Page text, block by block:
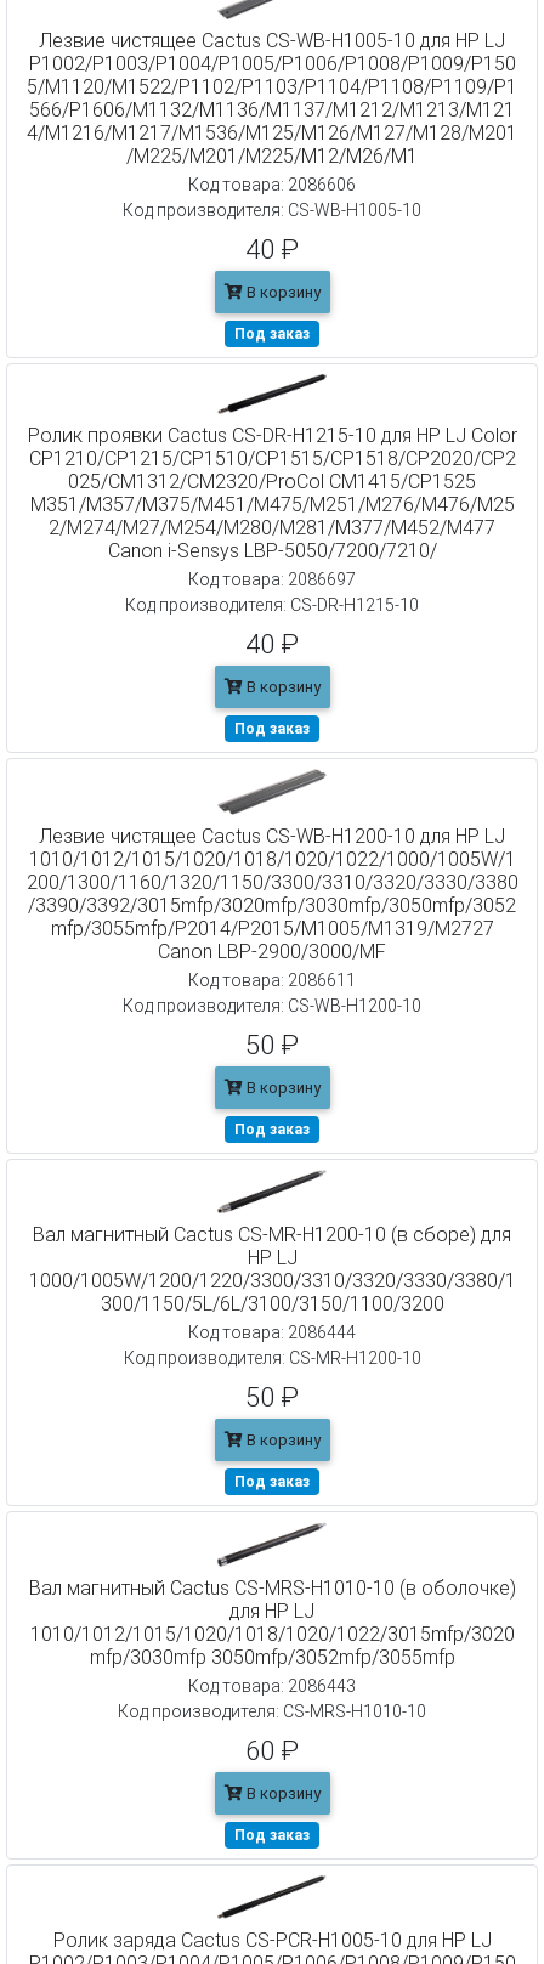
Лезвие чистящее Cactus CS-WB-H1005-10 для HP LJ
P1002/P1003/P1004/P1005/P1006/P1008/P1009/P150
5/M1120/M1522/P1102/P1103/P1104/P1108/P1109/P1
566/P1606/M1132/M1136/M1137/M1212/M1213/M121
4/M1216/M1217/M1536/M125/M126/M127/M128/M201
/M225/M201/M225/M12/M26/M1
Код товара: 2086606
Код производителя: CS-WB-H1005-10
40 ₽
В корзину
Под заказ
Ролик проявки Cactus CS-DR-H1215-10 для HP LJ Color
CP1210/CP1215/CP1510/CP1515/CP1518/CP2020/CP2
025/CM1312/CM2320/ProCol CM1415/CP1525
M351/M357/M375/M451/M475/M251/M276/M476/M25
2/M274/M27/M254/M280/M281/M377/M452/M477
Canon i-Sensys LBP-5050/7200/7210/
Код товара: 2086697
Код производителя: CS-DR-H1215-10
40 ₽
В корзину
Под заказ
Лезвие чистящее Cactus CS-WB-H1200-10 для HP LJ
1010/1012/1015/1020/1018/1020/1022/1000/1005W/1
200/1300/1160/1320/1150/3300/3310/3320/3330/3380
/3390/3392/3015mfp/3020mfp/3030mfp/3050mfp/3052
mfp/3055mfp/P2014/P2015/M1005/M1319/M2727
Canon LBP-2900/3000/MF
Код товара: 2086611
Код производителя: CS-WB-H1200-10
50 ₽
В корзину
Под заказ
Вал магнитный Cactus CS-MR-H1200-10 (в сборе) для
HP LJ
1000/1005W/1200/1220/3300/3310/3320/3330/3380/1
300/1150/5L/6L/3100/3150/1100/3200
Код товара: 2086444
Код производителя: CS-MR-H1200-10
50 ₽
В корзину
Под заказ
Вал магнитный Cactus CS-MRS-H1010-10 (в оболочке)
для HP LJ
1010/1012/1015/1020/1018/1020/1022/3015mfp/3020
mfp/3030mfp 3050mfp/3052mfp/3055mfp
Код товара: 2086443
Код производителя: CS-MRS-H1010-10
60 ₽
В корзину
Под заказ
Ролик заряда Cactus CS-PCR-H1005-10 для HP LJ